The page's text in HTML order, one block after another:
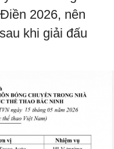
2026, nên
khi giải đấu